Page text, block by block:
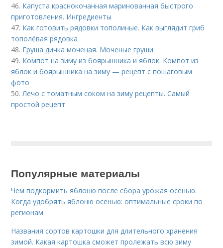
46. Капуста краснокочанная маринованная быстрого
приготовления. Ингредиенты
47. Как готовить рядовки тополиные. Как выглядит гриб
тополёвая рядовка
48. Груша дичка моченая. Моченые груши
49. Компот на зиму из боярышника и яблок. Компот из
яблок и боярышника на зиму — рецепт с пошаговым
фото
50. Лечо с томатным соком на зиму рецепты. Самый
простой рецепт
Популярные материалы
Чем подкормить яблоню после сбора урожая осенью.
Когда удобрять яблоню осенью: оптимальные сроки по
регионам
Названия сортов картошки для длительного хранения
зимой. Какая картошка сможет пролежать всю зиму